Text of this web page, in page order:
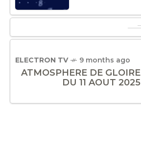
ELECTRON TV 9 months ago
ATMOSPHERE DE GLOIRE
DU 11 AOUT 2025